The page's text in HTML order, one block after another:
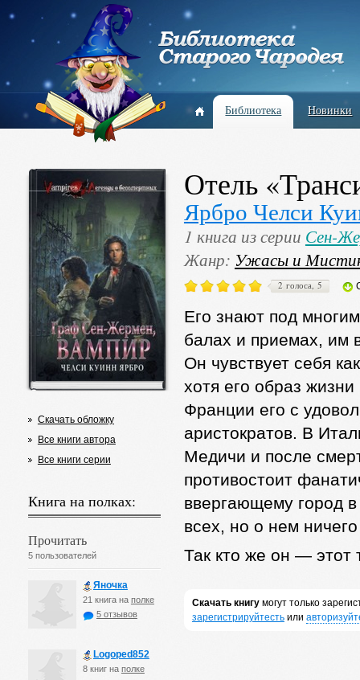
Библиотека Новинки
Скачать обложку
Все книги автора
Все книги серии
Книга на полках:
Прочитать
5 пользователей
Яночка
21 книга на полке
5 отзывов
Logoped852
8 книг на полке
Отель
Ярбро Челси
1 книга из серии Сен-
Жанр: Ужасы и
2 голоса, 5
Его знают под
балах и приемах, им
Он чувствует себя
хотя его образ
Франции его с
аристократов. В
Медичи и после
противостоит
ввергающему город
всех, но о нем
Так кто же он — этот
Скачать книгумогут только
зарегистрируйтестьили